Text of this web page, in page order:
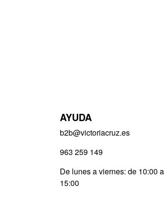
AYUDA
b2b@victoriacruz.es
963 259 149
De lunes a viernes: de 10:00 a
15:00